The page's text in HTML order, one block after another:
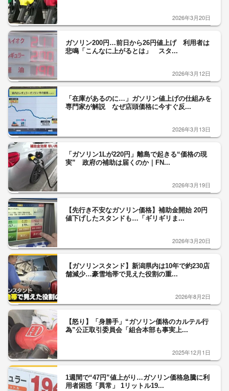
2026年3月20日
ガソリン200円…前日から26円値上げ 利用者は
悲鳴「こんなに上がるとは」 スタ...
2026年3月12日
「在庫があるのに…」ガソリン値上げの仕組みを
専門家が解説 なぜ店頭価格に今すぐ反...
2026年3月13日
「ガソリン1Lが220円」離島で起きる“価格の現
実” 政府の補助は届くのか｜FN...
2026年3月19日
【先行き不安なガソリン価格】補助金開始 20円
値下げしたスタンドも…「ギリギリま...
2026年3月20日
【ガソリンスタンド】新潟県内は10年で約230店
舗減少…豪雪地帯で見えた役割の重...
2026年8月2日
【怒り】「身勝手」“ガソリン価格のカルテル行
為”公正取引委員会「組合本部も事実上...
2025年12月1日
1週間で“47円”値上がり…ガソリン価格急騰に利
用者困惑「異常」 1リットル19...